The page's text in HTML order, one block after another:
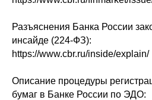
Разъяснения Банка России
инсайде (224-ФЗ):
https://www.cbr.ru/inside/explain/
Описание процедуры
бумаг в Банке России по ЭДО: